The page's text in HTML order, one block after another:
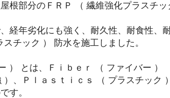
根部分のＦＲＰ （ 繊維強化プラスチッ
経年劣化にも強く、耐久性、耐食性、
チック ） 防水を施工しました。
） とは、Ｆｉｂｅｒ （ ファイバー ）
）、Ｐｌａｓｔｉｃｓ （ プラスチック
す。